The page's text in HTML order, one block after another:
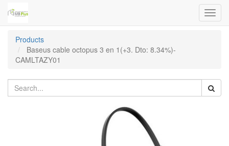
Products
Baseus cable octopus 3 en 1(+3. Dto: 8.34%)-
CAMLTAZY01